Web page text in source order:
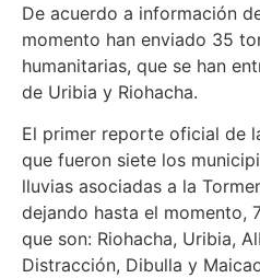
De acuerdo a información
momento han enviado 35
humanitarias, que se han
de Uribia y Riohacha.
El primer reporte oficial de
que fueron siete los
lluvias asociadas a la
dejando hasta el momento,
que son: Riohacha, Uribia,
Distracción, Dibulla y